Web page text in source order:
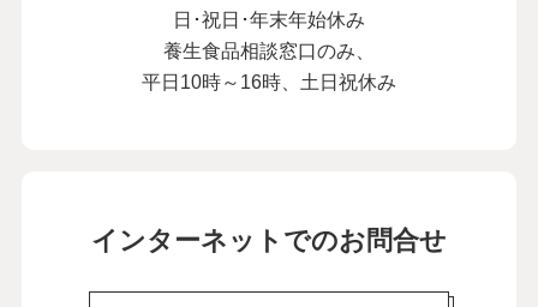
日･祝日･年末年始休み
養生食品相談窓口のみ、
平日10時～16時、土日祝休み
インターネットでのお問合せ